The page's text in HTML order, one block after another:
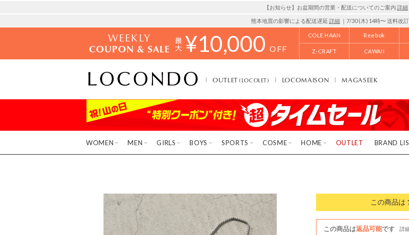
【お知らせ】お盆期間の営業・配送についてのご案内 詳細
熊本地震の影響による配送遅延 詳細 ｜7/30 (木) 14時〜 送料改訂
WEEKLY
COUPON & SALE ¥10,000 OFF
COLE HAAN Reebok
Z-CRAFT CAWAII
OUTLET(LOCOLET) LOCOMAISON MAGASEEK
WOMEN MEN GIRLS BOYS SPORTS COSME HOME OUTLET BRAND
この商品は
この商品は返品可能です
詳